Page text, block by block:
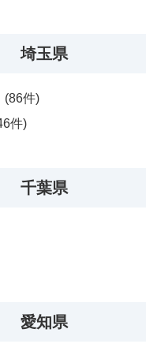
埼玉県
(86件)
件)
千葉県
愛知県